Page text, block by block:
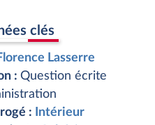
clés
Lasserre
: Question écrite
:
Intérieur